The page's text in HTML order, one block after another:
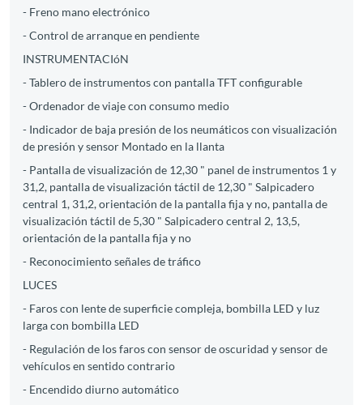
- Freno mano electrónico
- Control de arranque en pendiente
INSTRUMENTACIóN
- Tablero de instrumentos con pantalla TFT configurable
- Ordenador de viaje con consumo medio
- Indicador de baja presión de los neumáticos con visualización
de presión y sensor Montado en la llanta
- Pantalla de visualización de 12,30 " panel de instrumentos 1 y
31,2, pantalla de visualización táctil de 12,30 " Salpicadero
central 1, 31,2, orientación de la pantalla fija y no, pantalla de
visualización táctil de 5,30 " Salpicadero central 2, 13,5,
orientación de la pantalla fija y no
- Reconocimiento señales de tráfico
LUCES
- Faros con lente de superficie compleja, bombilla LED y luz
larga con bombilla LED
- Regulación de los faros con sensor de oscuridad y sensor de
vehículos en sentido contrario
- Encendido diurno automático